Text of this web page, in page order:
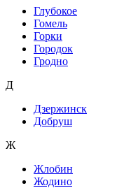
Глубокое
Гомель
Горки
Городок
Гродно
Д
Дзержинск
Добруш
Ж
Жлобин
Жодино